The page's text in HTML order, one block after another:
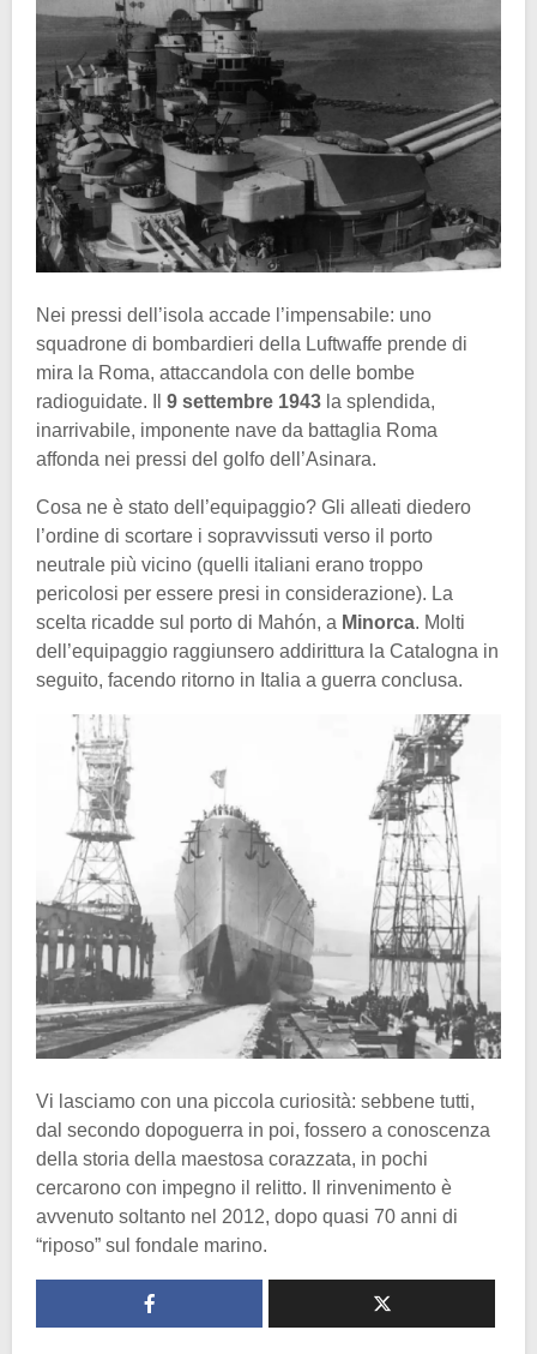
Nei pressi dell’isola accade l’impensabile: uno
squadrone di bombardieri della Luftwaffe prende di
mira la Roma, attaccandola con delle bombe
radioguidate. Il 9 settembre 1943 la splendida,
inarrivabile, imponente nave da battaglia Roma
affonda nei pressi del golfo dell’Asinara.
Cosa ne è stato dell’equipaggio? Gli alleati diedero
l’ordine di scortare i sopravvissuti verso il porto
neutrale più vicino (quelli italiani erano troppo
pericolosi per essere presi in considerazione). La
scelta ricadde sul porto di Mahón, a Minorca. Molti
dell’equipaggio raggiunsero addirittura la Catalogna in
seguito, facendo ritorno in Italia a guerra conclusa.
Vi lasciamo con una piccola curiosità: sebbene tutti,
dal secondo dopoguerra in poi, fossero a conoscenza
della storia della maestosa corazzata, in pochi
cercarono con impegno il relitto. Il rinvenimento è
avvenuto soltanto nel 2012, dopo quasi 70 anni di
“riposo” sul fondale marino.